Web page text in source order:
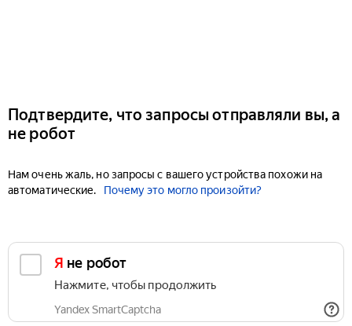
Подтвердите, что запросы отправляли вы, а
не робот
Нам очень жаль, но запросы с вашего устройства похожи на
автоматические.
Почему это могло произойти?
Я не робот
Нажмите, чтобы продолжить
Yandex SmartCaptcha